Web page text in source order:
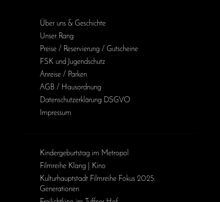
Über uns & Geschichte
Unser Rang
Preise / Reservierung / Gutscheine
FSK und Jugendschutz
Anreise / Parken
AGB / Haus­ordnung
Daten­schutz­erklärung DSGVO
Impressum
Kinder­geburts­tag im Metropol
Filmreihe Klang | Kino
Kulturhauptstadt Filmreihe Fokus 2025:
Generationen